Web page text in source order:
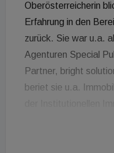
Oberösterreicherin
Erfahrung in den
zurück. Sie war u.a.
Agenturen Special
Partner, bright
beriet sie u.a.